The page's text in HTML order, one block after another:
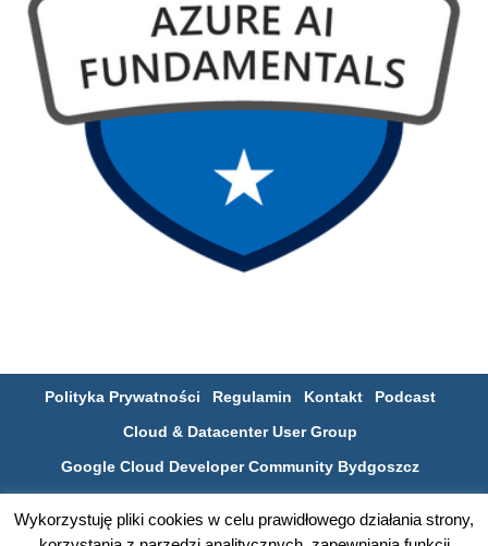
Polityka Prywatności Regulamin Kontakt
Podcast
Cloud & Datacenter User Group
Google Cloud Developer Community Bydgoszcz
Wykorzystuję pliki cookies w celu prawidłowego działania strony,